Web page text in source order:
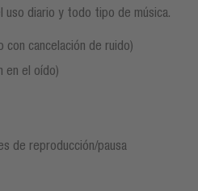
uso diario y todo tipo de música.
cancelación de ruido)
en el oído)
de reproducción/pausa